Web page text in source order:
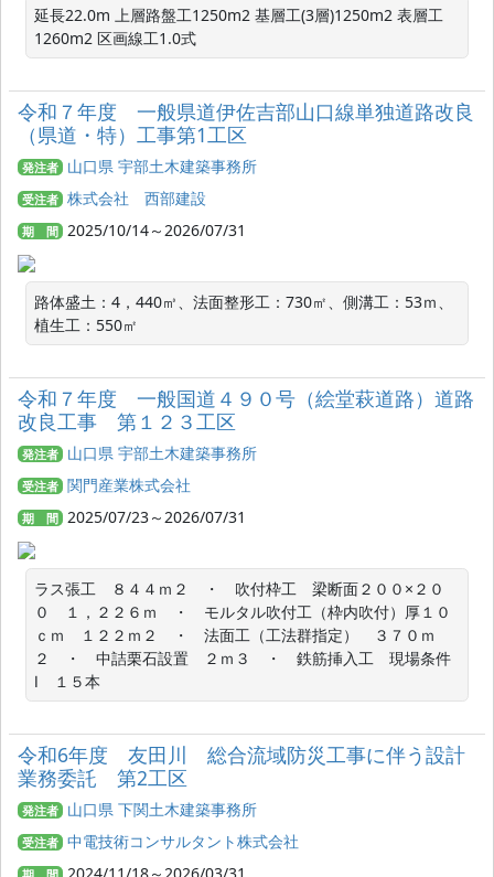
延長22.0m 上層路盤工1250m2 基層工(3層)1250m2 表層工
1260m2 区画線工1.0式
令和７年度 一般県道伊佐吉部山口線単独道路改良
（県道・特）工事第1工区
発注者 山口県 宇部土木建築事務所
受注者 株式会社 西部建設
期 間 2025/10/14～2026/07/31
路体盛土：4，440㎥、法面整形工：730㎡、側溝工：53ｍ、
植生工：550㎡
令和７年度 一般国道４９０号（絵堂萩道路）道路
改良工事 第１２３工区
発注者 山口県 宇部土木建築事務所
受注者 関門産業株式会社
期 間 2025/07/23～2026/07/31
ラス張工　８４４ｍ２　・　吹付枠工　梁断面２００×２０
０　１，２２６ｍ　・　モルタル吹付工（枠内吹付）厚１０
ｃｍ　１２２ｍ２　・　法面工（工法群指定）　３７０ｍ
２　・　中詰栗石設置　２ｍ３　・　鉄筋挿入工　現場条件
Ⅰ　１５本
令和6年度 友田川 総合流域防災工事に伴う設計
業務委託 第2工区
発注者 山口県 下関土木建築事務所
受注者 中電技術コンサルタント株式会社
2024/11/18～2026/03/31